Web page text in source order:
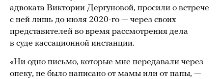
адвоката Виктории Дергуновой, просили о встрече
с ней лишь до июля 2020-го — через своих
представителей во время рассмотрения дела
в суде кассационной инстанции.
«Ни одно письмо, которые мне передавали через
опеку, не было написано от мамы или от папы, —